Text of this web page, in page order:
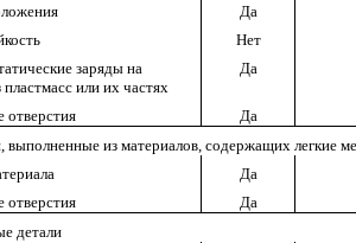
Да
Нет
заряды на
или их частях
Да
отверстия
Да
выполненные из материалов, содержащих легкие
Да
отверстия
Да
детали